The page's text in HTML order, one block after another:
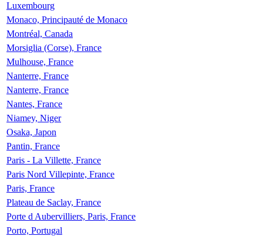
Luxembourg
Monaco, Principauté de Monaco
Montréal, Canada
Morsiglia (Corse), France
Mulhouse, France
Nanterre, France
Nanterre, France
Nantes, France
Niamey, Niger
Osaka, Japon
Pantin, France
Paris - La Villette, France
Paris Nord Villepinte, France
Paris, France
Plateau de Saclay, France
Porte d Aubervilliers, Paris, France
Porto, Portugal